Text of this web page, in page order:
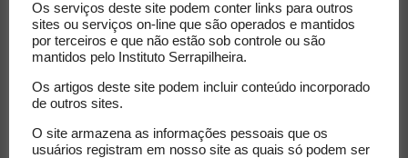
Receba nossa newsletter e
acompanhe as novidades do
E-mail
Os serviços deste site podem conter links para outros
sites ou serviços on-line que são operados e mantidos
por terceiros e que não estão sob controle ou são
mantidos pelo Instituto Serrapilheira.
Os artigos deste site podem incluir conteúdo incorporado
de outros sites.
O site armazena as informações pessoais que os
usuários registram em nosso site as quais só podem ser